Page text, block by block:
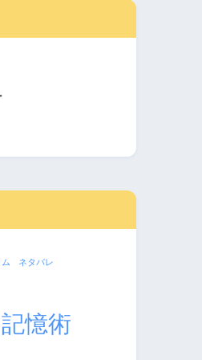
ネタバレ
憶術